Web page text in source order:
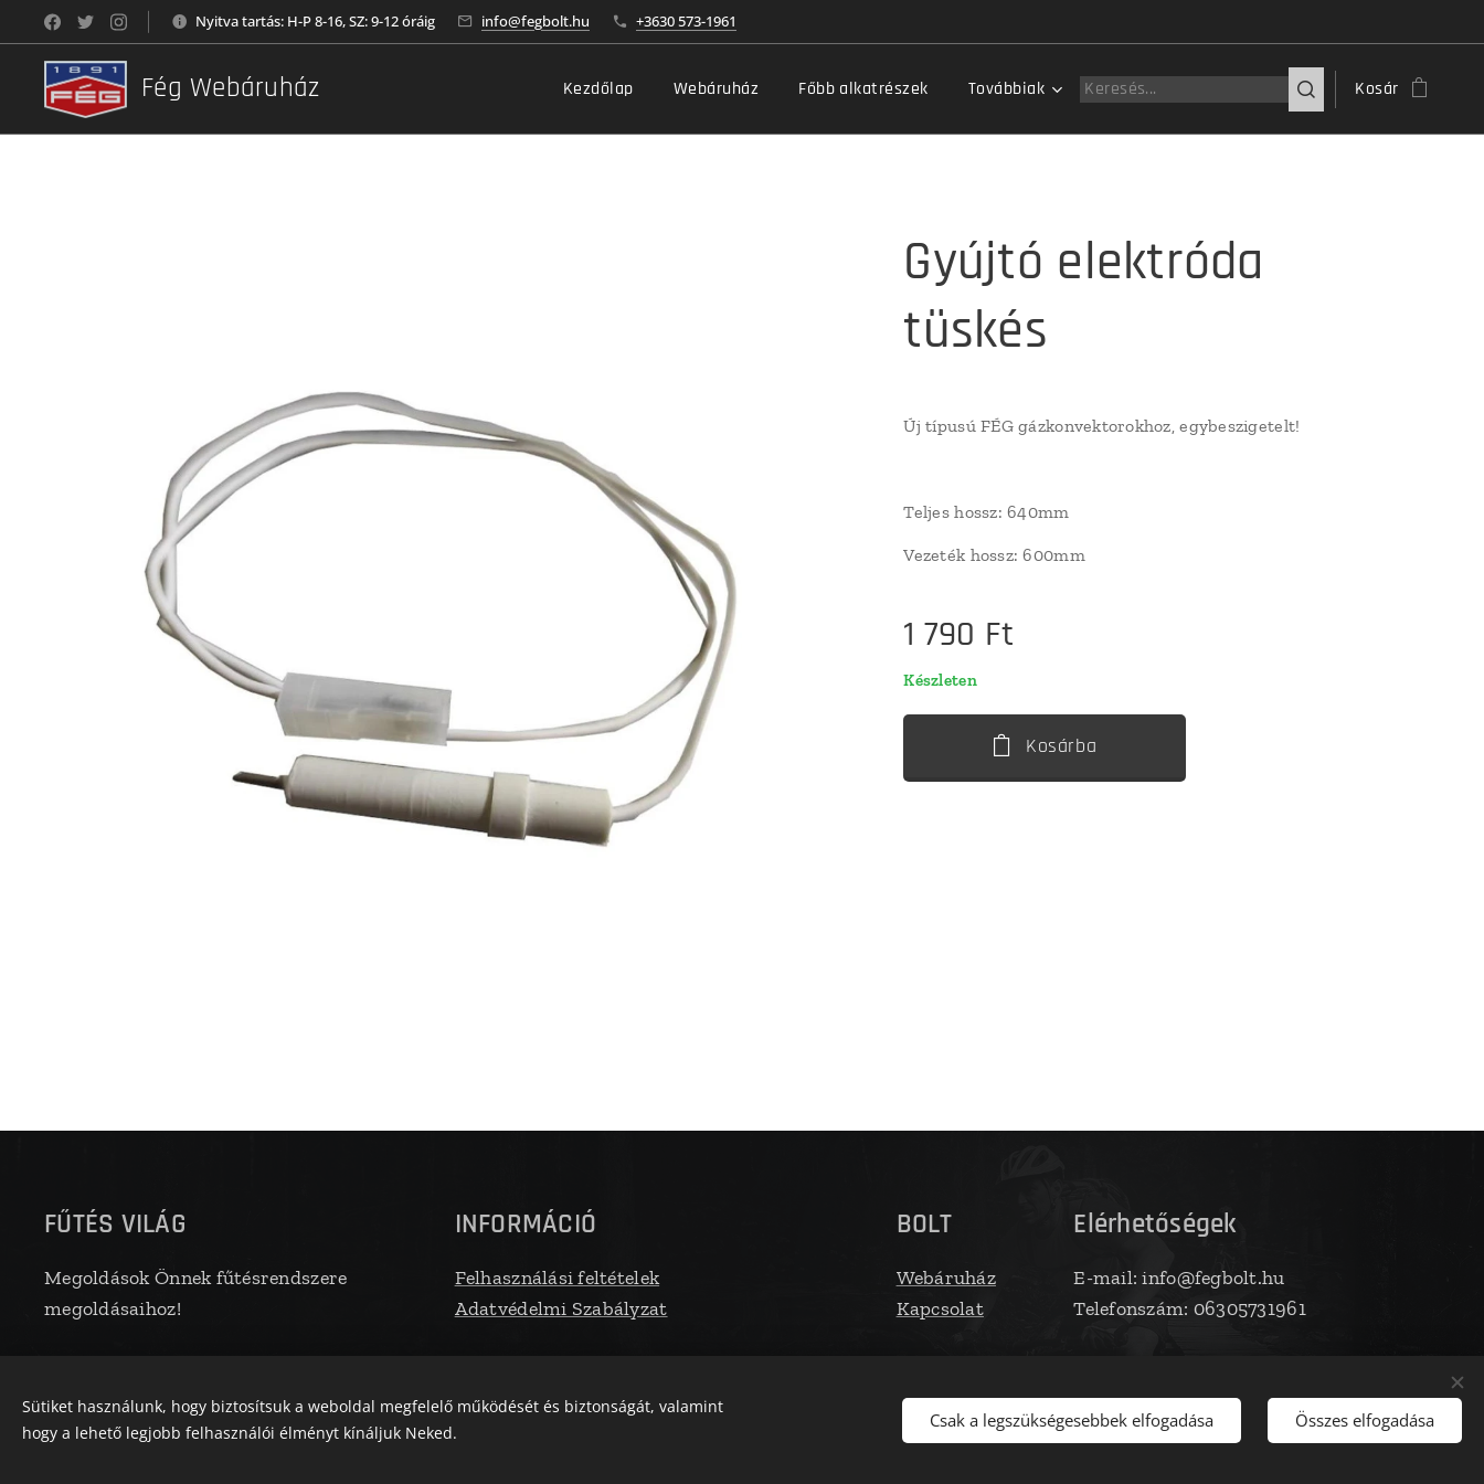
Nyitva tartás: H-P 8-16, SZ: 9-12 óráig info@fegbolt.hu +3630 573-1961
Fég Webáruház Kezdőlap Webáruház Főbb alkatrészek Továbbiak Kosár
Gyújtó elektróda
tüskés
Új típusú FÉG gázkonvektorokhoz, egybeszigetelt!
Teljes hossz: 640mm
Vezeték hossz: 600mm
1 790 Ft
Készleten
Kosárba
FŰTÉS VILÁG
Megoldások Önnek fűtésrendszere
megoldásaihoz!
INFORMÁCIÓ
Felhasználási feltételek
Adatvédelmi Szabályzat
BOLT
Webáruház
Kapcsolat
Elérhetőségek
E-mail: info@fegbolt.hu
Telefonszám: 06305731961
Sütiket használunk, hogy biztosítsuk a weboldal megfelelő működését és biztonságát, valamint
hogy a lehető legjobb felhasználói élményt kínáljuk Neked.
Csak a legszükségesebbek elfogadása Összes elfogadása